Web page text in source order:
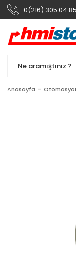
0(216) 305 04 85
Anasayfa